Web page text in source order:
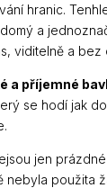
hranic.
a
viditelně a bez
a příjemné
se hodí jak
jen
nebyla použita